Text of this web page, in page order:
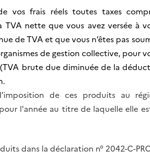
vos frais réels toutes taxes
nette que vous avez versée à
de TVA et que vous n’êtes pas
de gestion collective, pour
brute due diminuée de la
de ces produits au
l'année au titre de laquelle elle
dans la déclaration n° 2042-C-